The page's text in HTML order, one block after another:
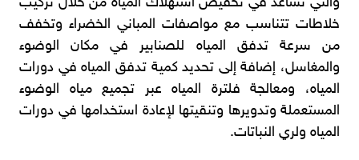
خلاطات تتناسب مع مواصفات المباني الخضراء وتخفف
من سرعة تدفق المياه للصنابير في مكان الوضوء
والمغاسل، إضافة إلى تحديد كمية تدفق المياه في دورات
المياه، ومعالجة فلترة المياه عبر تجميع مياه الوضوء
المستعملة وتدويرها وتنقيتها لإعادة استخدامها في دورات
المياه ولري النباتات.